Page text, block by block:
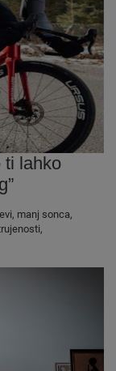
ti lahko
manj sonca,